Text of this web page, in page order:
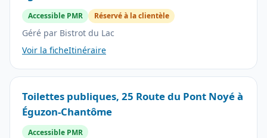
Accessible PMR Réservé à la clientèle
Géré par Bistrot du Lac
Voir la ficheItinéraire
Toilettes publiques, 25 Route du Pont Noyé à
Éguzon-Chantôme
Accessible PMR